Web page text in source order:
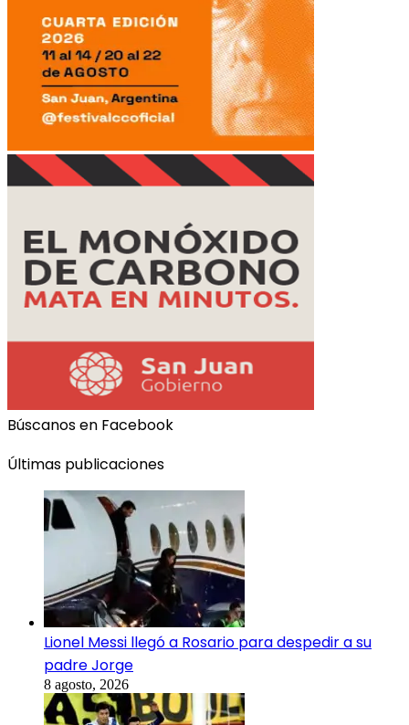
Búscanos en Facebook
Últimas publicaciones
Lionel Messi llegó a Rosario para despedir a su
padre Jorge
8 agosto, 2026